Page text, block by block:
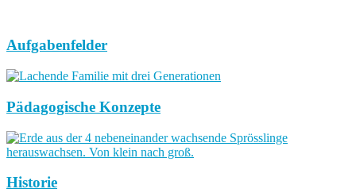
Aufgabenfelder
Pädagogische Konzepte
Historie